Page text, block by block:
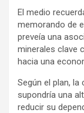
El medio
memorando de
preveía una
minerales clave
hacia una
Según el plan,
supondría una
reducir su